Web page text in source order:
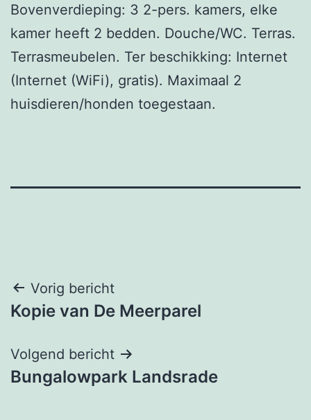
Bovenverdieping: 3 2-pers. kamers, elke
kamer heeft 2 bedden. Douche/WC. Terras.
Terrasmeubelen. Ter beschikking: Internet
(Internet (WiFi), gratis). Maximaal 2
huisdieren/honden toegestaan.
Bericht
navigatie
Vorig bericht
Kopie van De Meerparel
Volgend bericht
Bungalowpark Landsrade